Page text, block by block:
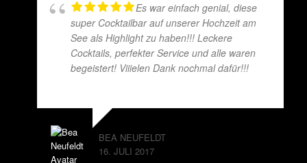
Es war einfach genial, diese
super Cocktailbar auf unserer Hochzeit am
See als Highlight zu haben!!! Leckere
Cocktails, perfekter Service und alle waren
begeistert! Viiielen Dank nochmal dafür!!!
BEA NEUFELDT
16. JULI 2017